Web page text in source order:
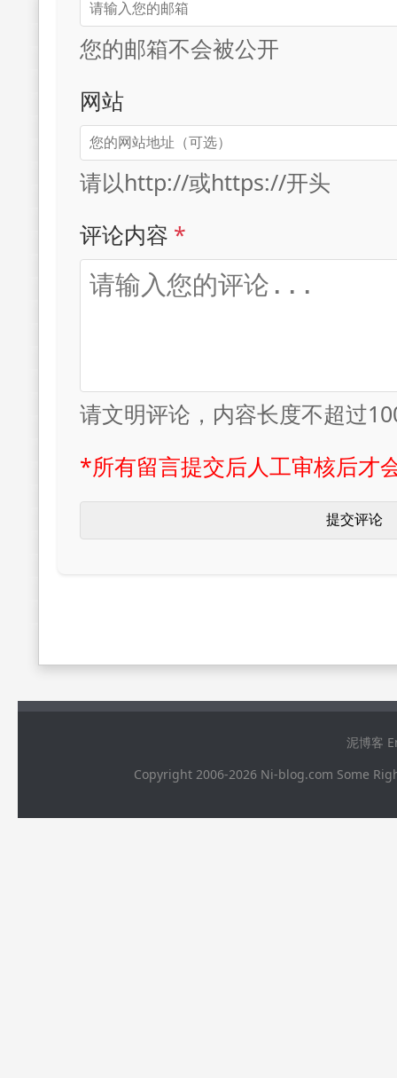
您的邮箱不会被公开
网站
请以http://或https://开头
评论内容 *
请文明评论，内容长度不超过
*所有留言提交后人工审核后才
泥博客
Copyright 2006-2026 Ni-blog.com Some